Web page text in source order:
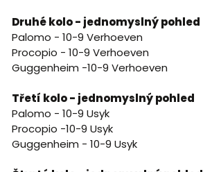
Druhé kolo - jednomyslný pohled
Palomo - 10-9 Verhoeven
Procopio - 10-9 Verhoeven
Guggenheim -10-9 Verhoeven
Třetí kolo - jednomyslný pohled
Palomo - 10-9 Usyk
Procopio -10-9 Usyk
Guggenheim - 10-9 Usyk